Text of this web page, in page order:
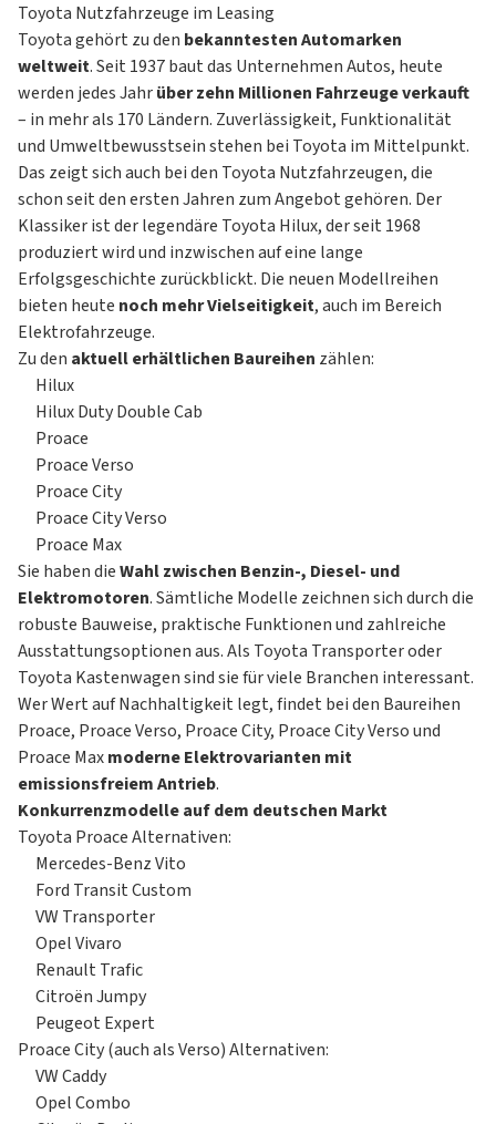
Toyota Nutzfahrzeuge im Leasing
Toyota gehört zu den bekanntesten Automarken
weltweit. Seit 1937 baut das Unternehmen Autos, heute
werden jedes Jahrüber zehn Millionen Fahrzeuge verkauft
– in mehr als 170 Ländern. Zuverlässigkeit, Funktionalität
und Umweltbewusstsein stehen bei Toyota im Mittelpunkt.
Das zeigt sich auch bei den Toyota Nutzfahrzeugen, die
schon seit den ersten Jahren zum Angebot gehören. Der
Klassiker ist der legendäre Toyota Hilux, der seit 1968
produziert wird und inzwischen auf eine lange
Erfolgsgeschichte zurückblickt. Die neuen Modellreihen
bieten heute noch mehr Vielseitigkeit, auch im Bereich
Elektrofahrzeuge.
Zu den aktuell erhältlichen Baureihen zählen:
Hilux
Hilux Duty Double Cab
Proace
Proace Verso
Proace City
Proace City Verso
Proace Max
Sie haben dieWahl zwischen Benzin-, Diesel- und
Elektromotoren. Sämtliche Modelle zeichnen sich durch die
robuste Bauweise, praktische Funktionen und zahlreiche
Ausstattungsoptionen aus. Als Toyota Transporteroder
Toyota Kastenwagen sind sie für viele Branchen interessant.
Wer Wert auf Nachhaltigkeit legt, findet bei den Baureihen
Proace, Proace Verso, Proace City, Proace City Verso und
Proace Maxmoderne Elektrovarianten mit
emissionsfreiem Antrieb.
Konkurrenzmodelle auf dem deutschen Markt
Toyota Proace Alternativen:
Mercedes-Benz Vito
Ford Transit Custom
VW Transporter
Opel Vivaro
Renault Trafic
Citroën Jumpy
Peugeot Expert
Proace City (auch als Verso) Alternativen:
VW Caddy
Opel Combo